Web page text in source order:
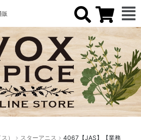
販
） スターアニス
4067【JAS】【業務